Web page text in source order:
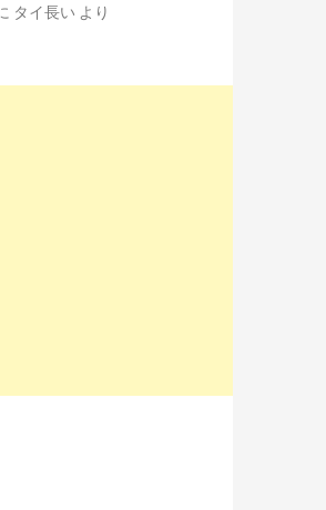
SIG=16s935817/
タイ長い より